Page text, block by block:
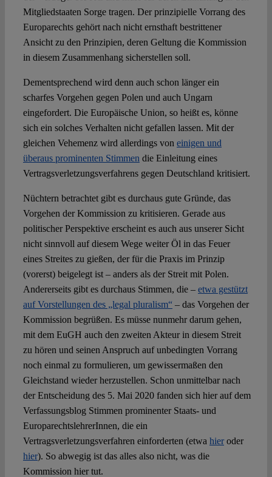
Mitgliedstaaten Sorge tragen. Der prinzipielle Vorrang des
Europarechts gehört nach nicht ernsthaft bestrittener
Ansicht zu den Prinzipien, deren Geltung die Kommission
in diesem Zusammenhang sicherstellen soll.
Dementsprechend wird denn auch schon länger ein
scharfes Vorgehen gegen Polen und auch Ungarn
eingefordert. Die Europäische Union, so heißt es, könne
sich ein solches Verhalten nicht gefallen lassen. Mit der
gleichen Vehemenz wird allerdings von einigen und
überaus prominenten Stimmen die Einleitung eines
Vertragsverletzungsverfahrens gegen Deutschland kritisiert.
Nüchtern betrachtet gibt es durchaus gute Gründe, das
Vorgehen der Kommission zu kritisieren. Gerade aus
politischer Perspektive erscheint es auch aus unserer Sicht
nicht sinnvoll auf diesem Wege weiter Öl in das Feuer
eines Streites zu gießen, der für die Praxis im Prinzip
(vorerst) beigelegt ist – anders als der Streit mit Polen.
Andererseits gibt es durchaus Stimmen, die – etwa gestützt
auf Vorstellungen des „legal pluralism“– das Vorgehen der
Kommission begrüßen. Es müsse nunmehr darum gehen,
mit dem EuGH auch den zweiten Akteur in diesem Streit
zu hören und seinen Anspruch auf unbedingten Vorrang
noch einmal zu formulieren, um gewissermaßen den
Gleichstand wieder herzustellen. Schon unmittelbar nach
der Entscheidung des 5. Mai 2020 fanden sich hier auf dem
Verfassungsblog Stimmen prominenter Staats- und
EuroparechtslehrerInnen, die ein
Vertragsverletzungsverfahren einforderten (etwa hieroder
hier). So abwegig ist das alles also nicht, was die
Kommission hier tut.